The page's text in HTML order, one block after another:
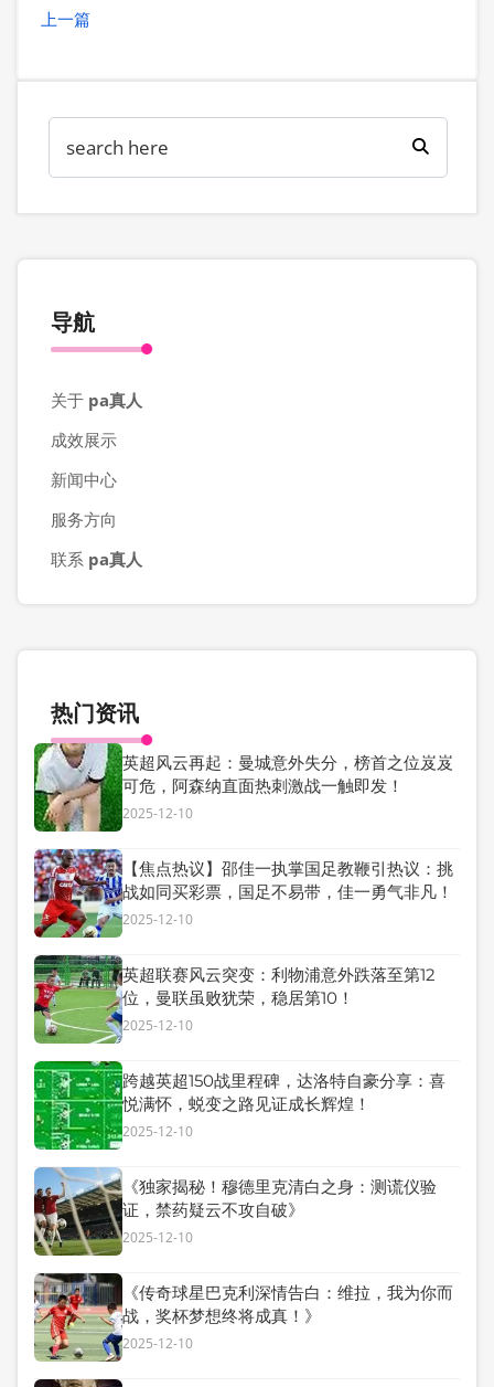
上一篇
导航
关于 pa真人
成效展示
新闻中心
服务方向
联系 pa真人
热门资讯
英超风云再起：曼城意外失分，榜首之位岌岌
可危，阿森纳直面热刺激战一触即发！
2025-12-10
【焦点热议】邵佳一执掌国足教鞭引热议：挑
战如同买彩票，国足不易带，佳一勇气非凡！
2025-12-10
英超联赛风云突变：利物浦意外跌落至第12
位，曼联虽败犹荣，稳居第10！
2025-12-10
跨越英超150战里程碑，达洛特自豪分享：喜
悦满怀，蜕变之路见证成长辉煌！
2025-12-10
《独家揭秘！穆德里克清白之身：测谎仪验
证，禁药疑云不攻自破》
2025-12-10
《传奇球星巴克利深情告白：维拉，我为你而
战，奖杯梦想终将成真！》
2025-12-10